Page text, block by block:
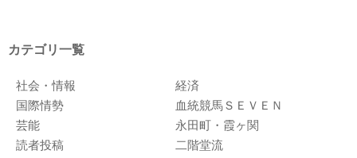
カテゴリ一覧
社会・情報
経済
国際情勢
血統競馬ＳＥＶＥＮ
芸能
永田町・霞ヶ関
読者投稿
二階堂流